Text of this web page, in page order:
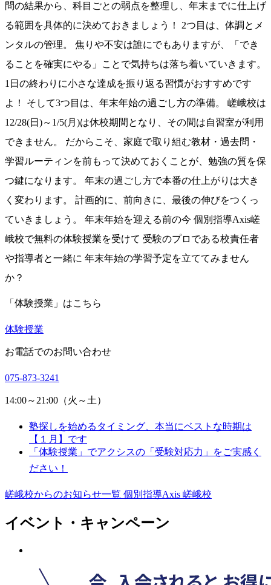
問の結果から、科目ごとの弱点を整理し、年末までに仕上げ
る範囲を具体的に決めておきましょう！ 2つ目は、体調とメ
ンタルの管理。 焦りや不安は誰にでもありますが、「でき
ることを確実にやる」ことで気持ちは落ち着いていきます。
1日の終わりに小さな達成を振り返る習慣がおすすめです
よ！ そして3つ目は、年末年始の過ごし方の準備。 嵯峨校は
12/28(日)～1/5(月)は休校期間となり、その間は自習室が利用
できません。 だからこそ、家庭で取り組む教材・過去問・
学習ルーティンを前もって決めておくことが、勉強の質を保
つ鍵になります。 年末の過ごし方で本番の仕上がりは大き
く変わります。 計画的に、前向きに、最後の伸びをつくっ
ていきましょう。 年末年始を迎える前の今 個別指導Axis嵯
峨校で無料の体験授業を受けて 受験のプロである校責任者
や指導者と一緒に 年末年始の学習予定を立ててみません
か？
「体験授業」はこちら
体験授業
お電話でのお問い合わせ
075-873-3241
14:00～21:00（火～土）
塾探しを始めるタイミング、本当にベストな時期は
【１月】です
「体験授業」でアクシスの「受験対応力」をご実感く
ださい！
嵯峨校からのお知らせ一覧 個別指導Axis 嵯峨校
イベント・キャンペーン